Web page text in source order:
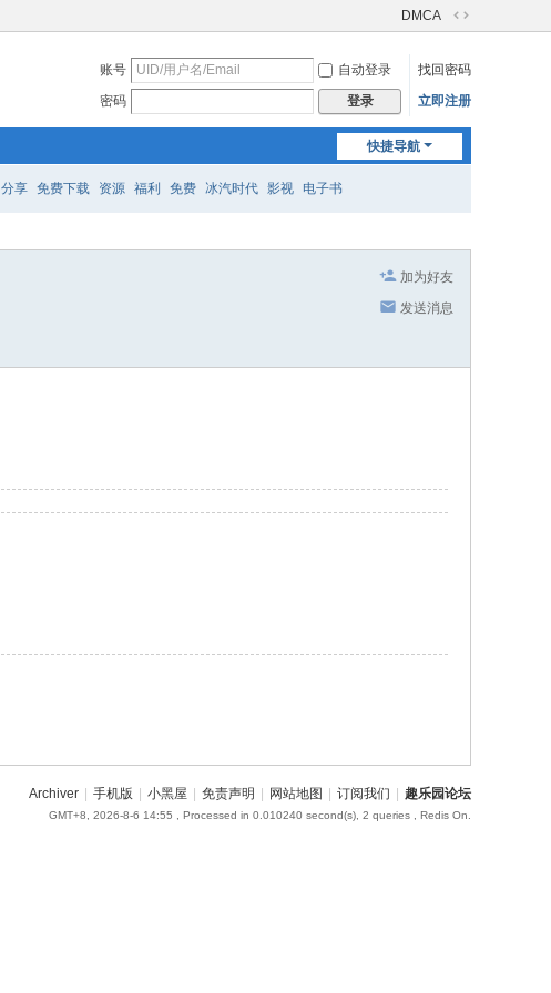
DMCA
切
到
宽
账号 自动登录
找回密码
密码
登录 立即注册
快捷导航
分享 免费下载 资源 福利 免费 冰汽时代 影视 电子书
加为好友
发送消息
Archiver 手机版 小黑屋 免责声明 网站地图 订阅我们 趣乐园论坛
GMT+8, 2026-8-6 14:55 , Processed in 0.010240 second(s), 2 queries , Redis On.